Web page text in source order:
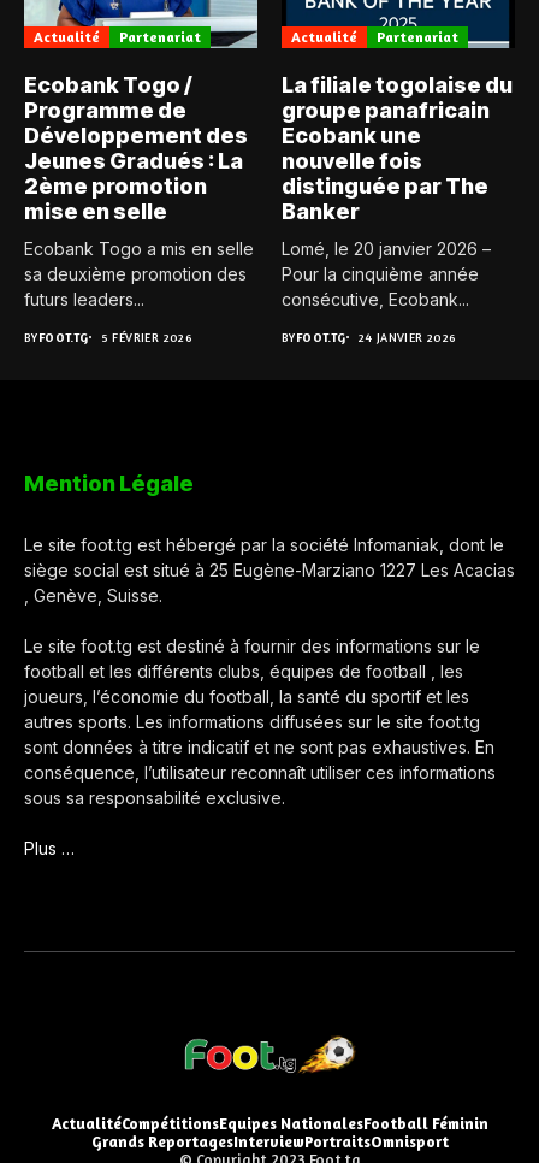
Actualité Partenariat
Ecobank Togo /
Programme de
Développement des
Jeunes Gradués : La
2ème promotion
mise en selle
Ecobank Togo a mis en selle
sa deuxième promotion des
futurs leaders...
BYFOOT.TG 5 FÉVRIER 2026
Actualité Partenariat
La filiale togolaise du
groupe panafricain
Ecobank une
nouvelle fois
distinguée par The
Banker
Lomé, le 20 janvier 2026 –
Pour la cinquième année
consécutive, Ecobank...
BYFOOT.TG 24 JANVIER 2026
Mention Légale
Le site foot.tg est hébergé par la société Infomaniak, dont le
siège social est situé à 25 Eugène-Marziano 1227 Les Acacias
, Genève, Suisse.
Le site foot.tg est destiné à fournir des informations sur le
football et les différents clubs, équipes de football , les
joueurs, l’économie du football, la santé du sportif et les
autres sports. Les informations diffusées sur le site foot.tg
sont données à titre indicatif et ne sont pas exhaustives. En
conséquence, l’utilisateur reconnaît utiliser ces informations
sous sa responsabilité exclusive.
Plus …
ActualitéCompétitionsEquipes NationalesFootball Féminin
Grands ReportagesInterviewPortraitsOmnisport